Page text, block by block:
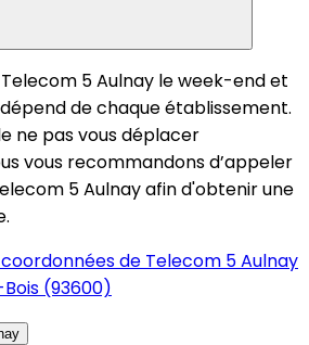
5 Aulnay le week-end et
de chaque établissement.
ne pas vous déplacer
vous recommandons d’appeler
5 Aulnay afin d'obtenir une
de Telecom 5 Aulnay
(93600)